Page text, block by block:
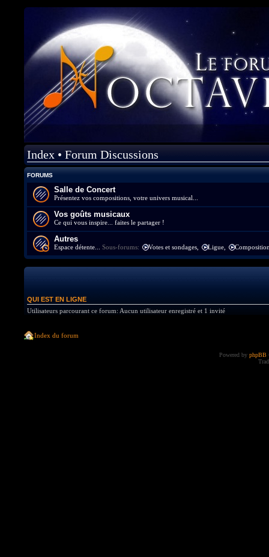
Index • Forum Discussions
FORUMS
Salle de Concert
Présentez vos compositions, votre univers musical...
Vos goûts musicaux
Ce qui vous inspire... faites le partager !
Autres
Espace détente... Sous-forums: Votes et sondages Ligue
QUI EST EN LIGNE
Utilisateurs parcourant ce forum: Aucun utilisateur enregistré et 1 invité
Index du forum
Powered by phpBB